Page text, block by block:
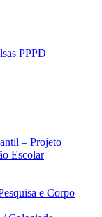
PPPD
– Projeto
Escolar
e Corpo